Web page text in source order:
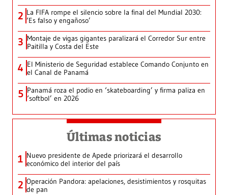
2 La FIFA rompe el silencio sobre la final del Mundial 2030:
‘Es falso y engañoso’
3 Montaje de vigas gigantes paralizará el Corredor Sur entre
Paitilla y Costa del Este
4 El Ministerio de Seguridad establece Comando Conjunto en
el Canal de Panamá
5 Panamá roza el podio en ‘skateboarding’ y firma paliza en
‘softbol’ en 2026
Últimas noticias
1 Nuevo presidente de Apede priorizará el desarrollo
económico del interior del país
2 Operación Pandora: apelaciones, desistimientos y rosquitas
de pan